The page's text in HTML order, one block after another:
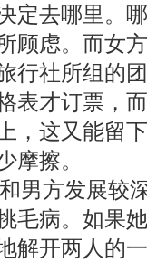
定去哪里。
顾虑。而女
行社所组的
表才订票，
，这又能留
摩擦。
方发展较
毛病。如果
解开两人